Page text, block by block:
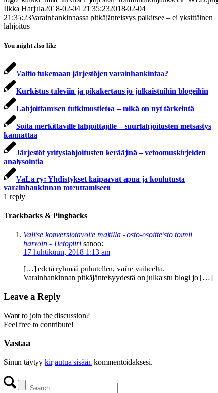
Ilkka Harjula2018-02-04 21:35:232018-02-04
21:35:23Varainhankinnassa pitkäjänteisyys palkitsee – ei yksittäinen
lahjoitus
You might also like
Valtio tukemaan järjestöjen varainhankintaa?
Kurkistus tuleviin ja pikakertaus jo julkaistuihin blogeihin
Lahjoittamisen tutkimustietoa – mikä on nyt tärkeintä
Soita merkittäville lahjoittajille – suurlahjoitusten metsästys
kannattaa
Järjestöt yrityslahjoitusten kerääjinä – vetoomuskirjeiden
analysointia
VaLa ry: Yhdistykset kaipaavat apua ja koulutusta
varainhankinnan toteuttamiseen
1 reply
Trackbacks & Pingbacks
Valitse konversiotavoite maltilla - osto-osoitteisto toimii
harvoin - Tietopiiri sanoo:
17 huhtikuun, 2018 1:13 am
[…] edetä ryhmää puhutellen, vaihe vaiheelta.
Varainhankinnan pitkäjänteisyydestä on julkaistu blogi jo […]
Leave a Reply
Want to join the discussion?
Feel free to contribute!
Vastaa
Sinun täytyy kirjautua sisään kommentoidaksesi.